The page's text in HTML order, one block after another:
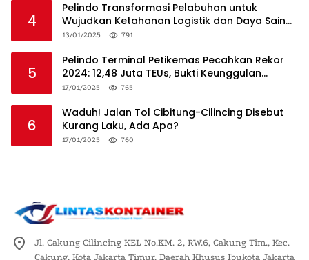
4
Pelindo Transformasi Pelabuhan untuk
Wujudkan Ketahanan Logistik dan Daya Saing
Global
13/01/2025 791
5
Pelindo Terminal Petikemas Pecahkan Rekor
2024: 12,48 Juta TEUs, Bukti Keunggulan
Logistik Nasional
17/01/2025 765
6
Waduh! Jalan Tol Cibitung-Cilincing Disebut
Kurang Laku, Ada Apa?
17/01/2025 760
Jl. Cakung Cilincing KEL No.KM. 2, RW.6, Cakung Tim., Kec.
Cakung, Kota Jakarta Timur, Daerah Khusus Ibukota Jakarta